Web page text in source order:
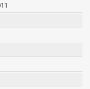
potrzebuje ich do
dotyczą, wniosła
są nadrzędne wobec
następujące przesłanki: